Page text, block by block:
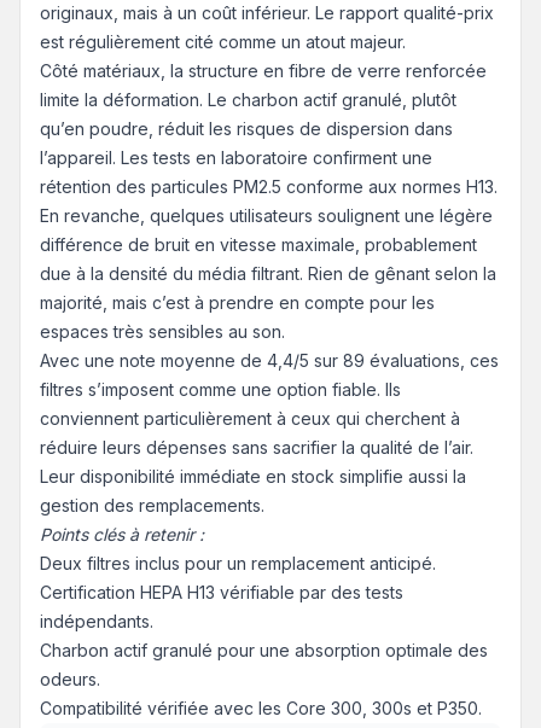
originaux, mais à un coût inférieur. Le rapport qualité-prix
est régulièrement cité comme un atout majeur.
Côté matériaux, la structure en fibre de verre renforcée
limite la déformation. Le charbon actif granulé, plutôt
qu’en poudre, réduit les risques de dispersion dans
l’appareil. Les tests en laboratoire confirment une
rétention des particules PM2.5 conforme aux normes H13.
En revanche, quelques utilisateurs soulignent une légère
différence de bruit en vitesse maximale, probablement
due à la densité du média filtrant. Rien de gênant selon la
majorité, mais c’est à prendre en compte pour les
espaces très sensibles au son.
Avec une note moyenne de 4,4/5 sur 89 évaluations, ces
filtres s’imposent comme une option fiable. Ils
conviennent particulièrement à ceux qui cherchent à
réduire leurs dépenses sans sacrifier la qualité de l’air.
Leur disponibilité immédiate en stock simplifie aussi la
gestion des remplacements.
Points clés à retenir :
Deux filtres inclus pour un remplacement anticipé.
Certification HEPA H13 vérifiable par des tests
indépendants.
Charbon actif granulé pour une absorption optimale des
odeurs.
Compatibilité vérifiée avec les Core 300, 300s et P350.